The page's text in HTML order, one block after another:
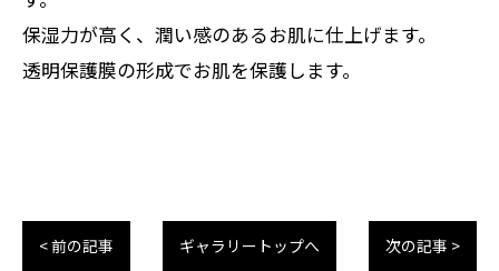
保湿力が高く、潤い感のあるお肌に仕上げます。
透明保護膜の形成でお肌を保護します。
< 前の記事 ギャラリートップへ 次の記事 >